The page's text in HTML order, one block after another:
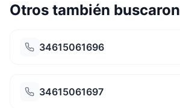
Otros también buscaron
34615061696
34615061697